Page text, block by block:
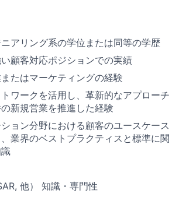
アリング系の学位または同等の学歴
顧客対応ポジションでの実績
たはマーケティングの経験
ワークを活⽤し、⾰新的なアプローチ
新規営業を推進した経験
ョン分野における顧客のユースケース
業界のベストプラクティスと標準に関
他） 知識・専門性